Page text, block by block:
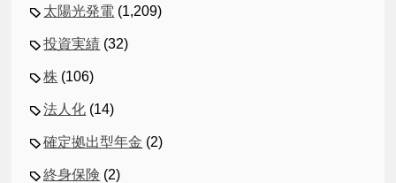
太陽光発電 (1,209)
投資実績 (32)
株 (106)
法人化 (14)
確定拠出型年金 (2)
終身保険 (2)